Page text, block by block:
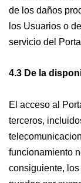
de los daños
los Usuarios o
servicio del
4.3 De la
El acceso al
terceros,
funcionamiento
consiguiente, los